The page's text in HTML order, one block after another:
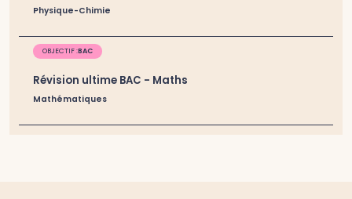
Physique-Chimie
OBJECTIF :BAC
Révision ultime BAC - Maths
Mathématiques